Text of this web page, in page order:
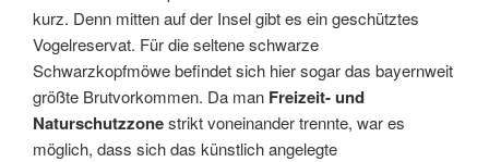
kurz. Denn mitten auf der Insel gibt es ein geschütztes
Vogelreservat. Für die seltene schwarze
Schwarzkopfmöwe befindet sich hier sogar das bayernweit
größte Brutvorkommen. Da man Freizeit- und
Naturschutzzonestrikt voneinander trennte, war es
möglich, dass sich das künstlich angelegte